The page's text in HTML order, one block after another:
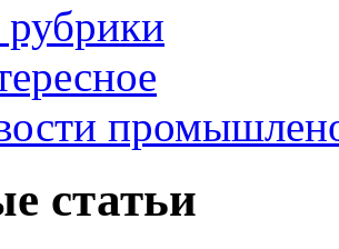
рубрики
статьи